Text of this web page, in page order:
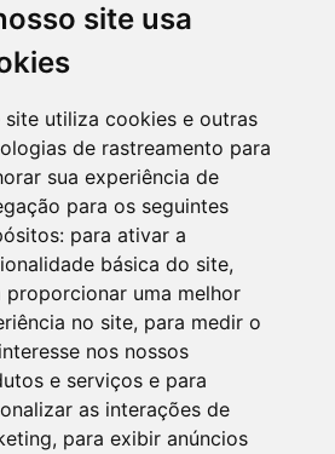
site usa
site utiliza cookies e outras
de rastreamento para
sua experiência de
para os seguintes
para ativar a
básica do site,
proporcionar uma melhor
no site, para medir o
nos nossos
e serviços e para
as interações de
, para exibir anúncios
E, Complexo Brasil 21, 20º
- CEP 70322-915 - Brasília/DF
e (61) 98131-3801.
telefone em horário comercial
Sexta-feira de 12h às 19h.
pelo Fale Conosco.